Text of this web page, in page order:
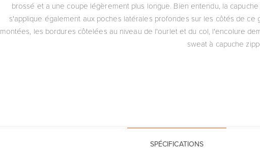
brossé et a une coupe légèrement plus longue. Bien entendu, la
s'applique également aux poches latérales profondes sur les côtés de ce
montées, les bordures côtelées au niveau de l'ourlet et du col, l'encolure
sweat à capuche
SPÉCIFICATIONS